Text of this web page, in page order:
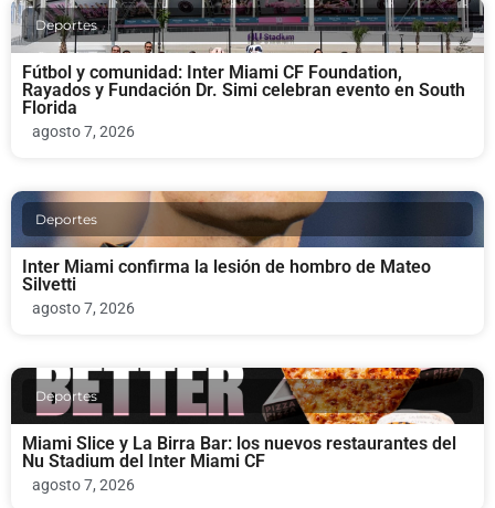
Deportes
Fútbol y comunidad: Inter Miami CF Foundation,
Rayados y Fundación Dr. Simi celebran evento en South
Florida
agosto 7, 2026
Deportes
Inter Miami confirma la lesión de hombro de Mateo
Silvetti
agosto 7, 2026
Deportes
Miami Slice y La Birra Bar: los nuevos restaurantes del
Nu Stadium del Inter Miami CF
agosto 7, 2026